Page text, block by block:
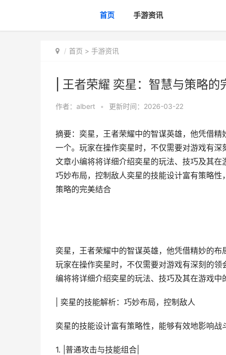
首页 手游资讯
首页 > 手游资讯
| 王者荣耀 奕星：智慧与策略的
作者： albert • 更新时间：2026-03-22
摘要：奕星，王者荣耀中的智谋英雄，他凭借
一个。玩家在操作奕星时，不仅需要对游戏有
文章小编将将详细介绍奕星的玩法、技巧及其在
巧妙布局，控制敌人奕星的技能设计富有策略
策略的完美结合
奕星，王者荣耀中的智谋英雄，他凭借精妙的布
玩家在操作奕星时，不仅需要对游戏有深刻的
编将将详细介绍奕星的玩法、技巧及其在游戏中
| 奕星的技能解析：巧妙布局，控制敌人
奕星的技能设计富有策略性，能够有效地影响战
1. |普通攻击与技能组合|